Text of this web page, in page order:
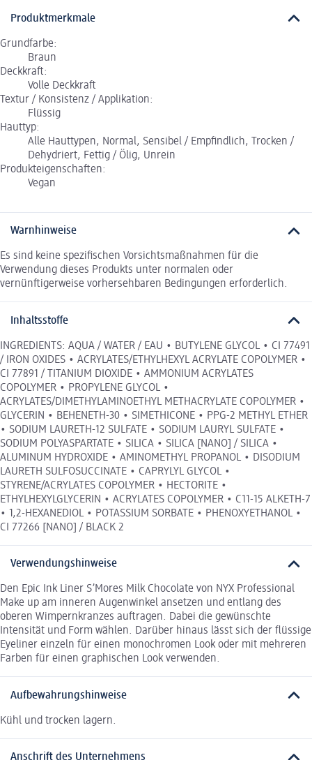
Produktmerkmale
Grundfarbe:
Braun
Deckkraft:
Volle Deckkraft
Textur / Konsistenz / Applikation:
Flüssig
Hauttyp:
Alle Hauttypen, Normal, Sensibel / Empfindlich, Trocken /
Dehydriert, Fettig / Ölig, Unrein
Produkteigenschaften:
Vegan
Warnhinweise
Es sind keine spezifischen Vorsichtsmaßnahmen für die
Verwendung dieses Produkts unter normalen oder
vernünftigerweise vorhersehbaren Bedingungen erforderlich.
Inhaltsstoffe
INGREDIENTS: AQUA / WATER / EAU • BUTYLENE GLYCOL • CI 77491
/ IRON OXIDES • ACRYLATES/ETHYLHEXYL ACRYLATE COPOLYMER •
CI 77891 / TITANIUM DIOXIDE • AMMONIUM ACRYLATES
COPOLYMER • PROPYLENE GLYCOL •
ACRYLATES/DIMETHYLAMINOETHYL METHACRYLATE COPOLYMER •
GLYCERIN • BEHENETH-30 • SIMETHICONE • PPG-2 METHYL ETHER
• SODIUM LAURETH-12 SULFATE • SODIUM LAURYL SULFATE •
SODIUM POLYASPARTATE • SILICA • SILICA [NANO] / SILICA •
ALUMINUM HYDROXIDE • AMINOMETHYL PROPANOL • DISODIUM
LAURETH SULFOSUCCINATE • CAPRYLYL GLYCOL •
STYRENE/ACRYLATES COPOLYMER • HECTORITE •
ETHYLHEXYLGLYCERIN • ACRYLATES COPOLYMER • C11-15 ALKETH-7
• 1,2-HEXANEDIOL • POTASSIUM SORBATE • PHENOXYETHANOL •
CI 77266 [NANO] / BLACK 2
Verwendungshinweise
Den Epic Ink Liner S’Mores Milk Chocolate von NYX Professional
Make up am inneren Augenwinkel ansetzen und entlang des
oberen Wimpernkranzes auftragen. Dabei die gewünschte
Intensität und Form wählen. Darüber hinaus lässt sich der flüssige
Eyeliner einzeln für einen monochromen Look oder mit mehreren
Farben für einen graphischen Look verwenden.
Aufbewahrungshinweise
Kühl und trocken lagern.
Anschrift des Unternehmens